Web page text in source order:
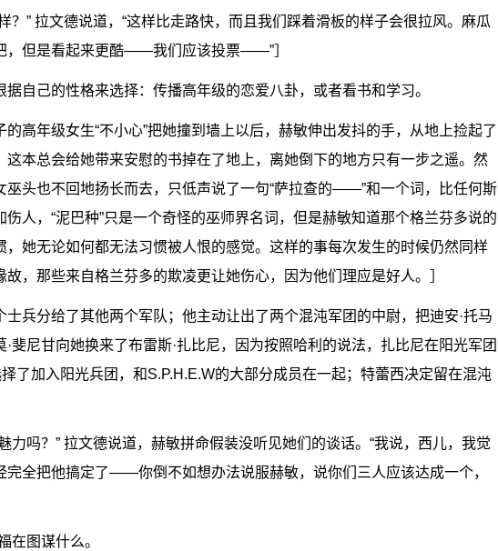
？” 拉文德说道，“这样比走路快，而且我们踩着滑板的样子会很拉风。麻瓜
，但是看起来更酷——我们应该投票——”］
自己的性格来选择：传播高年级的恋爱八卦，或者看书和学习。
的高年级女生“不小心”把她撞到墙上以后，赫敏伸出发抖的手，从地上捡起了
这本总会给她带来安慰的书掉在了地上，离她倒下的地方只有一步之遥。然
巫头也不回地扬长而去，只低声说了一句“萨拉查的——”和一个词，比任何斯
人，“泥巴种”只是一个奇怪的巫师界名词，但是赫敏知道那个格兰芬多说的
，她无论如何都无法习惯被人恨的感觉。这样的事每次发生的时候仍然同样
，那些来自格兰芬多的欺凌更让她伤心，因为他们理应是好人。］
士兵分给了其他两个军队；他主动让出了两个混沌军团的中尉，把迪安·托马
斐尼甘向她换来了布雷斯·扎比尼，因为按照哈利的说法，扎比尼在阳光军团
了加入阳光兵团，和S.P.H.E.W的大部分成员在一起；特蕾西决定留在混沌
力吗？” 拉文德说道，赫敏拼命假装没听见她们的谈话。“我说，西儿，我觉
完全把他搞定了——你倒不如想办法说服赫敏，说你们三人应该达成一个，
在图谋什么。